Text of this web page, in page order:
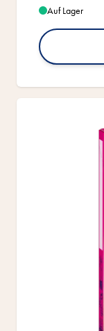
Auf Lager